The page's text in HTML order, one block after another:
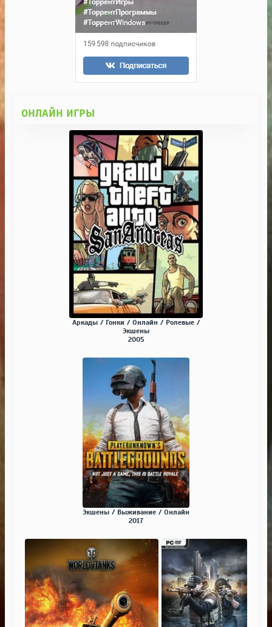
ОНЛАЙН ИГРЫ
Аркады / Гонки / Онлайн / Ролевые /
Экшены
2005
Экшены / Выживание / Онлайн
2017